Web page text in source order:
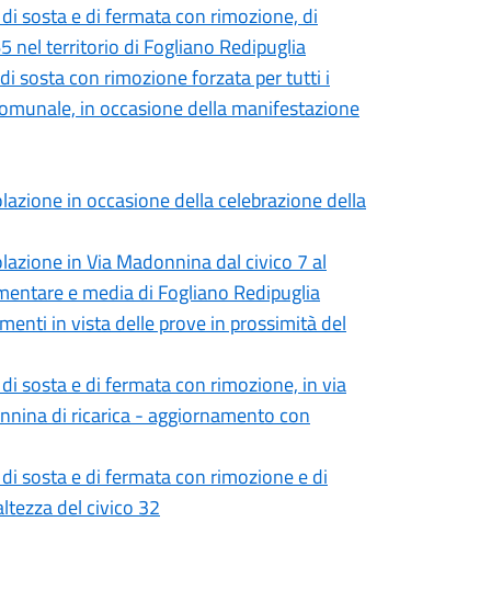
sosta e di fermata con rimozione, di
nel territorio di Fogliano Redipuglia
sosta con rimozione forzata per tutti i
in occasione della manifestazione
in occasione della celebrazione della
in Via Madonnina dal civico 7 al
e media di Fogliano Redipuglia
in vista delle prove in prossimità del
sosta e di fermata con rimozione, in via
di ricarica - aggiornamento con
sosta e di fermata con rimozione e di
del civico 32